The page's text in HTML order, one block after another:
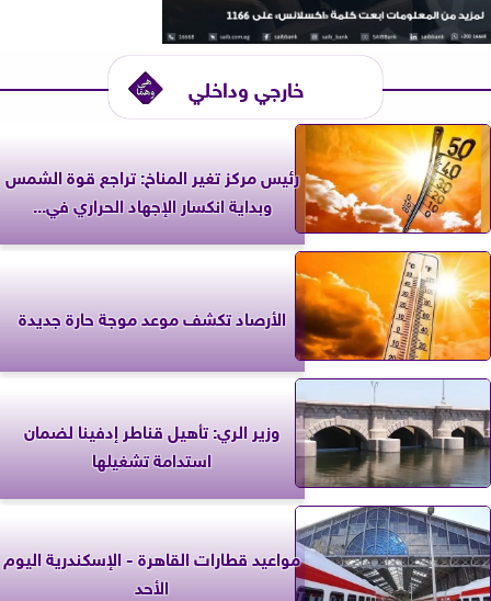
خارجي وداخلي
رئيس مركز تغير المناخ: تراجع قوة الشمس
وبداية انكسار الإجهاد الحراري في...
الأرصاد تكشف موعد موجة حارة جديدة
وزير الري: تأهيل قناطر إدفينا لضمان
استدامة تشغيلها
مواعيد قطارات القاهرة - الإسكندرية اليوم
الأحد